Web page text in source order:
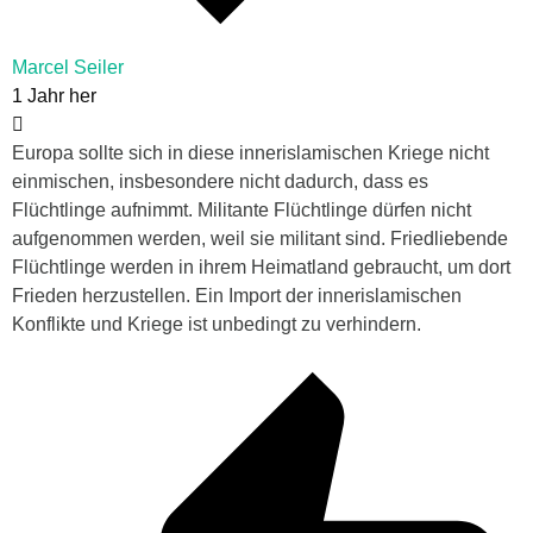
Marcel Seiler
1 Jahr her
Europa sollte sich in diese innerislamischen Kriege nicht
einmischen, insbesondere nicht dadurch, dass es
Flüchtlinge aufnimmt. Militante Flüchtlinge dürfen nicht
aufgenommen werden, weil sie militant sind. Friedliebende
Flüchtlinge werden in ihrem Heimatland gebraucht, um dort
Frieden herzustellen. Ein Import der innerislamischen
Konflikte und Kriege ist unbedingt zu verhindern.